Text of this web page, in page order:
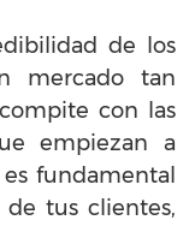
de los
mercado tan
con las
empiezan a
fundamental
tus clientes,